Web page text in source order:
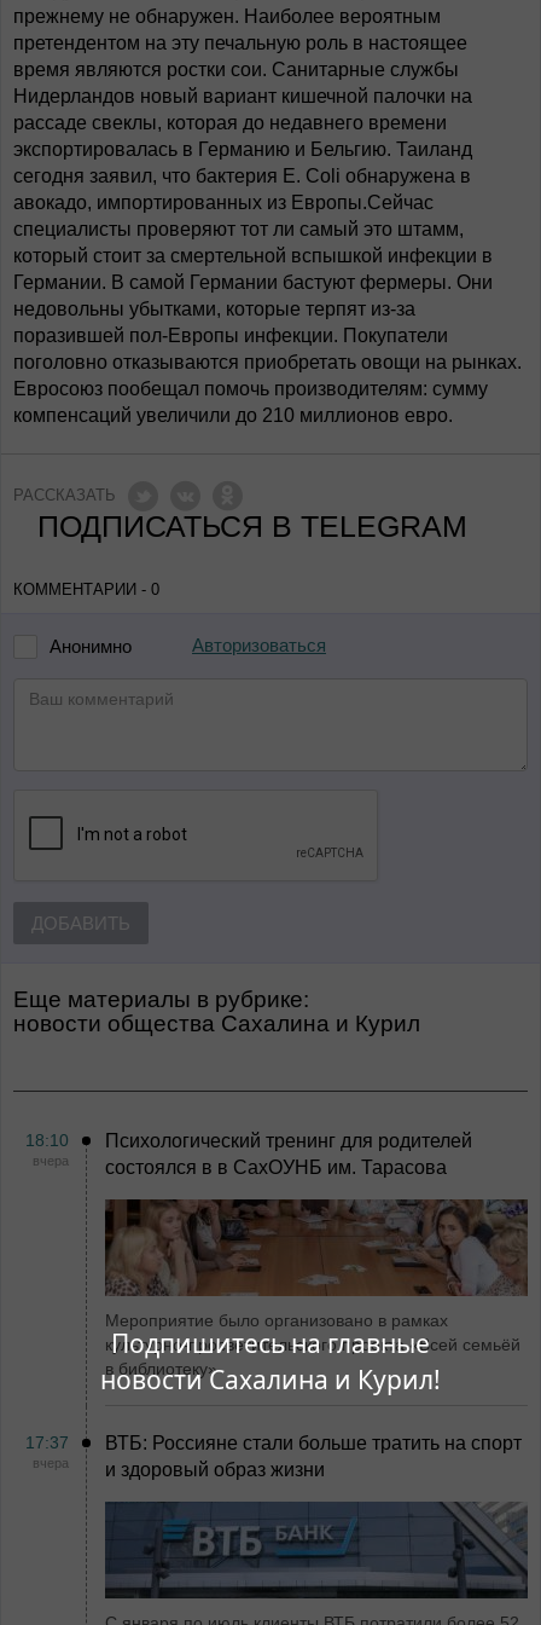
Подпишитесь на главные
новости Сахалина и Курил!
прежнему не обнаружен. Наиболее вероятным
претендентом на эту печальную роль в настоящее
время являются ростки сои. Санитарные службы
Нидерландов новый вариант кишечной палочки на
рассаде свеклы, которая до недавнего времени
экспортировалась в Германию и Бельгию. Таиланд
сегодня заявил, что бактерия E. Coli обнаружена в
авокадо, импортированных из Европы.Сейчас
специалисты проверяют тот ли самый это штамм,
который стоит за смертельной вспышкой инфекции в
Германии. В самой Германии бастуют фермеры. Они
недовольны убытками, которые терпят из-за
поразившей пол-Европы инфекции. Покупатели
поголовно отказываются приобретать овощи на рынках.
Евросоюз пообещал помочь производителям: сумму
компенсаций увеличили до 210 миллионов евро.
РАССКАЗАТЬ
ПОДПИСАТЬСЯ В TELEGRAM
КОММЕНТАРИИ - 0
Анонимно Авторизоваться
ДОБАВИТЬ
Еще материалы в рубрике:
Новости общества Сахалина и Курил
18:10
вчера
Психологический тренинг для родителей
состоялся в в СахОУНБ им. Тарасова
Мероприятие было организовано в рамках
культурно-просветительского проекта «Всей семьёй
в библиотеку»
17:37
вчера
ВТБ: Россияне стали больше тратить на спорт
и здоровый образ жизни